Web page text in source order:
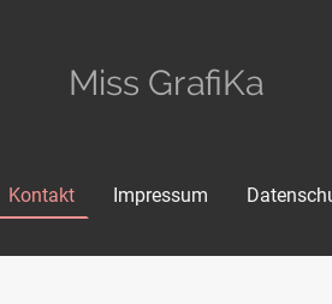
Miss GrafiKa
Kontakt Impressum